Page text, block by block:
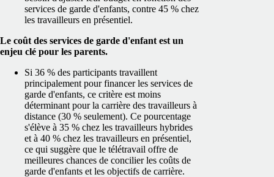
services de garde d'enfants, contre 45 % chez
les travailleurs en présentiel.
Le coût des services de garde d'enfant est un
enjeu clé pour les parents.
Si 36 % des participants travaillent
principalement pour financer les services de
garde d'enfants, ce critère est moins
déterminant pour la carrière des travailleurs à
distance (30 % seulement). Ce pourcentage
s'élève à 35 % chez les travailleurs hybrides
et à 40 % chez les travailleurs en présentiel,
ce qui suggère que le télétravail offre de
meilleures chances de concilier les coûts de
garde d'enfants et les objectifs de carrière.